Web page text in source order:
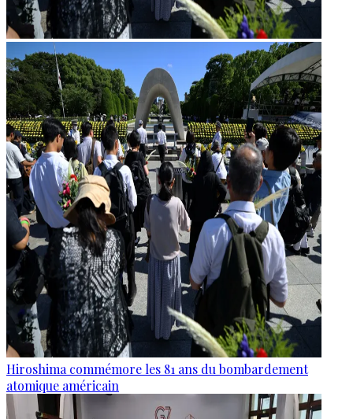
Hiroshima commémore les 81 ans du bombardement
atomique américain